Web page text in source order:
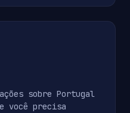
sobre Portugal
você precisa